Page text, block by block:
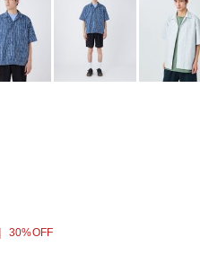
｜ 30%OFF